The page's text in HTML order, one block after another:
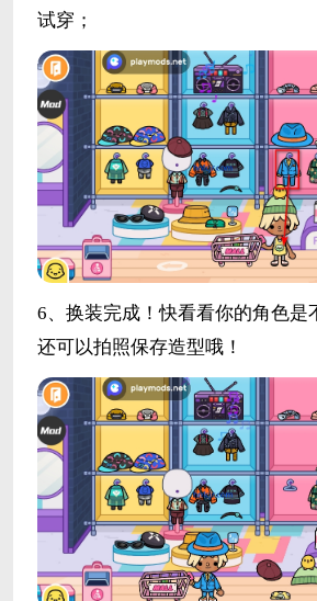
试穿；
6、换装完成！快看看你的角色是
还可以拍照保存造型哦！